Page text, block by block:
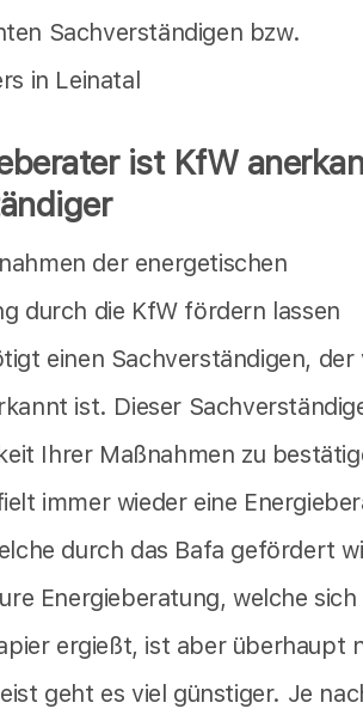
Sachverständigen bzw.
in Leinatal
ist KfW
der energetischen
durch die KfW fördern lassen
einen Sachverständigen, der
ist. Dieser
Ihrer Maßnahmen zu
immer wieder eine
durch das Bafa gefördert
Energieberatung, welche
ergießt, ist aber überhaupt
geht es viel günstiger. Je